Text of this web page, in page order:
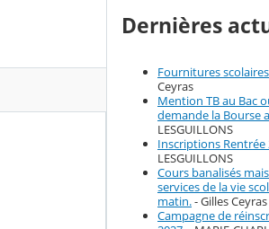
Dernières
Fournitures
Ceyras
Mention TB au Bac
demande la Bourse
LESGUILLONS
Inscriptions Rentrée
LESGUILLONS
Cours banalisés
services de la vie
matin.- Gilles Ceyras
Campagne de